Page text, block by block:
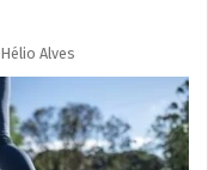
Hélio Alves